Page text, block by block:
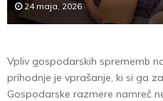
24 maja, 2026
Vpliv gospodarskih sprememb
prihodnje je vprašanje, ki si ga
Gospodarske razmere namreč